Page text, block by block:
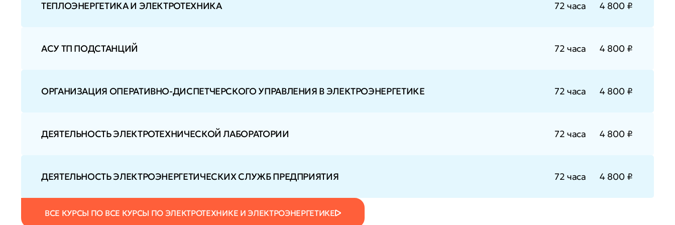
ТЕПЛОЭНЕРГЕТИКА И ЭЛЕКТРОТЕХНИКА 72 часа 4 800 ₽
АСУ ТП ПОДСТАНЦИЙ 72 часа 4 800 ₽
ОРГАНИЗАЦИЯ ОПЕРАТИВНО-ДИСПЕТЧЕРСКОГО УПРАВЛЕНИЯ В ЭЛЕКТРОЭНЕРГЕТИКЕ 72 часа 4 800 ₽
ДЕЯТЕЛЬНОСТЬ ЭЛЕКТРОТЕХНИЧЕСКОЙ ЛАБОРАТОРИИ 72 часа 4 800 ₽
ДЕЯТЕЛЬНОСТЬ ЭЛЕКТРОЭНЕРГЕТИЧЕСКИХ СЛУЖБ ПРЕДПРИЯТИЯ 72 часа 4 800 ₽
ВСЕ КУРСЫ ПО ВСЕ КУРСЫ ПО ЭЛЕКТРОТЕХНИКЕ И ЭЛЕКТРОЭНЕРГЕТИКЕ